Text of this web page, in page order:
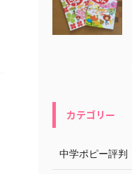
カテゴリー
中学ポピー評判